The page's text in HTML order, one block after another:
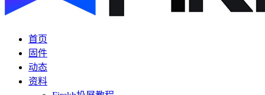
首页
固件
动态
资料